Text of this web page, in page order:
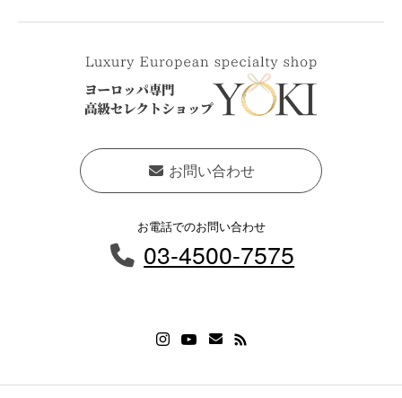
お問い合わせ
お電話でのお問い合わせ
03-4500-7575